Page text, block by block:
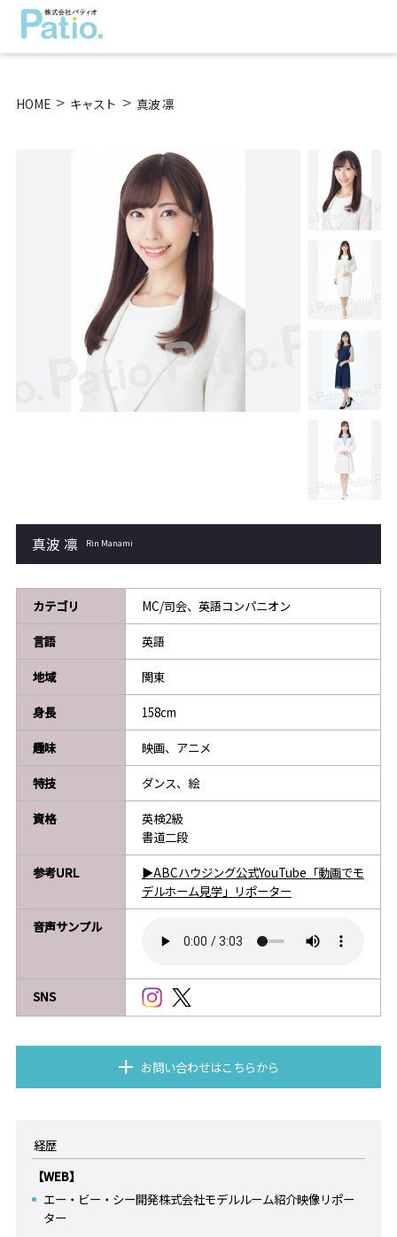
HOME > キャスト > 真波 凛
真波 凛 Rin Manami
カテゴリ
MC/司会、英語コンパニオン
言語
英語
地域
関東
身長
158cm
趣味
映画、アニメ
特技
ダンス、絵
資格
英検2級
書道二段
参考URL
▶ABCハウジング公式YouTube「動画でモ
デルホーム見学」リポーター
音声サンプル
SNS
お問い合わせはこちらから
経歴
【WEB】
エー・ビー・シー開発株式会社モデルルーム紹介映像リポー
ター